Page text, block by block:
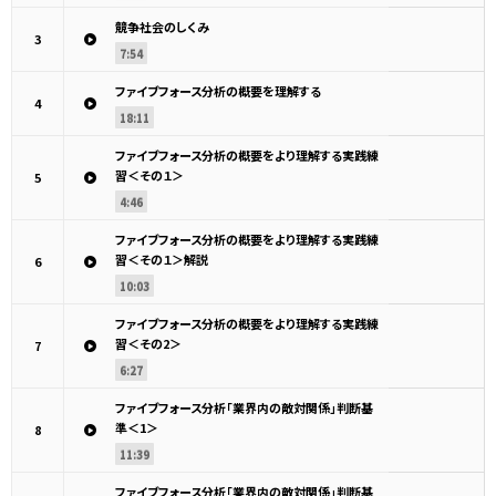
3
競争社会のしくみ
7:54
4
ファイブフォース分析の概要を理解する
18:11
5
ファイブフォース分析の概要をより理解する実践練
習＜その１＞
4:46
6
ファイブフォース分析の概要をより理解する実践練
習＜その１＞解説
10:03
7
ファイブフォース分析の概要をより理解する実践練
習＜その2＞
6:27
8
ファイブフォース分析「業界内の敵対関係」判断基
準＜1＞
11:39
ファイブフォース分析「業界内の敵対関係」判断基